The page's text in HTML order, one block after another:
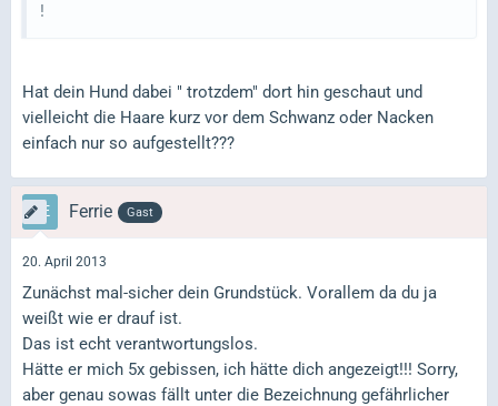
!
Hat dein Hund dabei " trotzdem" dort hin geschaut und
vielleicht die Haare kurz vor dem Schwanz oder Nacken
einfach nur so aufgestellt???
Ferrie Gast
20. April 2013
Zunächst mal-sicher dein Grundstück. Vorallem da du ja
weißt wie er drauf ist.
Das ist echt verantwortungslos.
Hätte er mich 5x gebissen, ich hätte dich angezeigt!!! Sorry,
aber genau sowas fällt unter die Bezeichnung gefährlicher